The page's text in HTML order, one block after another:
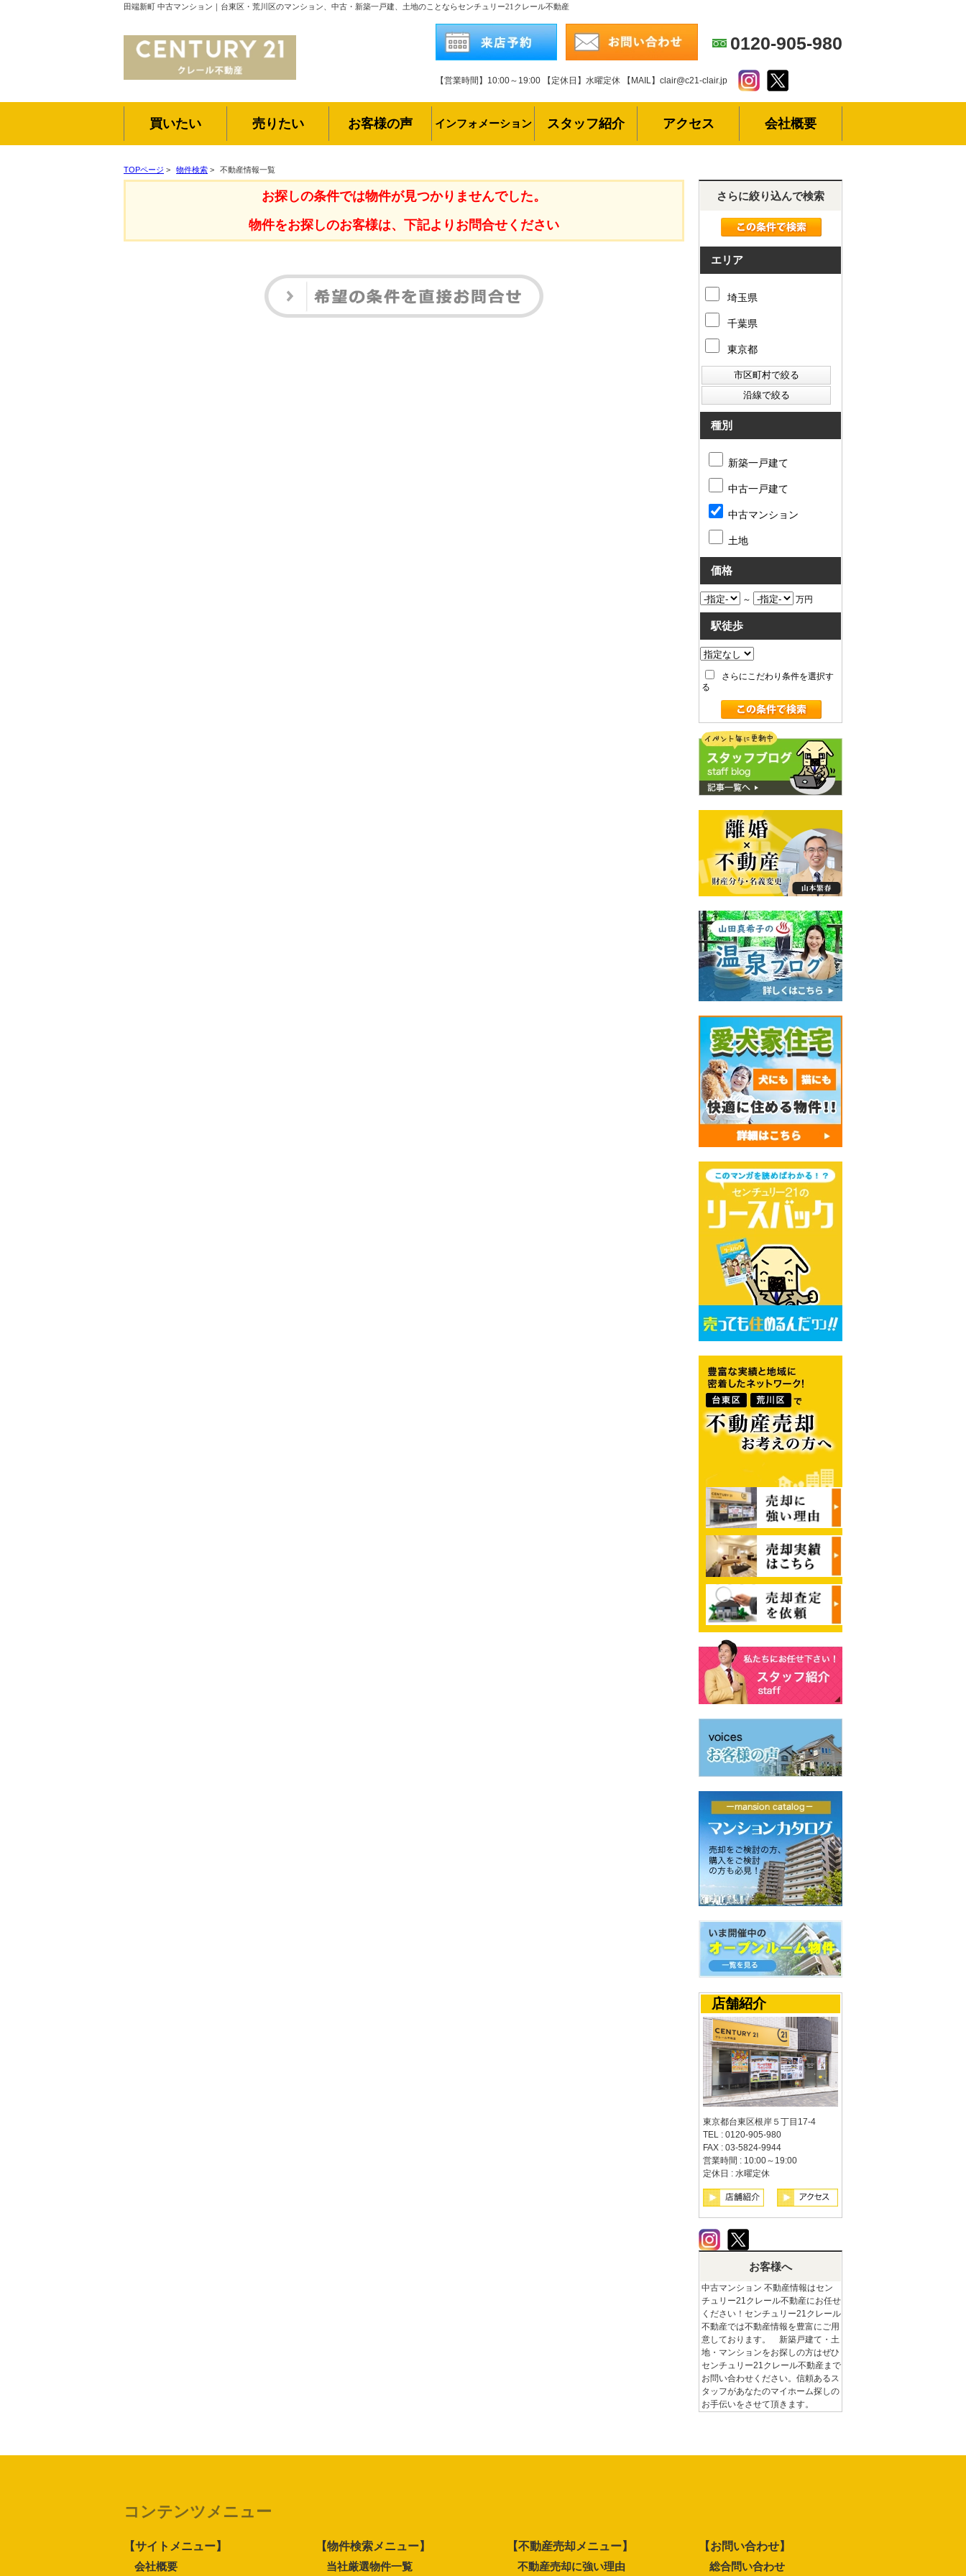
田端新町 中古マンション｜台東区・荒川区のマンション、中古・新築一戸建、土地のことならセンチュリー21クレール不動産
0120-905-980
【営業時間】10:00～19:00 【定休日】水曜定休 【MAIL】clair@c21-clair.jp
買いたい 売りたい お客様の声 インフォメーション スタッフ紹介 アクセス 会社概要
TOPページ > 物件検索 > 不動産情報一覧
お探しの条件では物件が見つかりませんでした。
物件をお探しのお客様は、下記よりお問合せください
さらに絞り込んで検索
エリア
埼玉県
千葉県
東京都
種別
新築一戸建て
中古一戸建て
中古マンション
土地
価格
～ 万円
駅徒歩
さらにこだわり条件を選択す
る
店舗紹介
東京都台東区根岸５丁目17-4
TEL : 0120-905-980
FAX : 03-5824-9944
営業時間 : 10:00～19:00
定休日 : 水曜定休
お客様へ
中古マンション 不動産情報はセン
チュリー21クレール不動産にお任せ
ください！センチュリー21クレール
不動産では不動産情報を豊富にご用
意しております。 新築戸建て・土
地・マンションをお探しの方はぜひ
センチュリー21クレール不動産まで
お問い合わせください。信頼あるス
タッフがあなたのマイホーム探しの
お手伝いをさせて頂きます。
コンテンツメニュー
【サイトメニュー】
会社概要
【物件検索メニュー】
当社厳選物件一覧
【不動産売却メニュー】
不動産売却に強い理由
【お問い合わせ】
総合問い合わせ